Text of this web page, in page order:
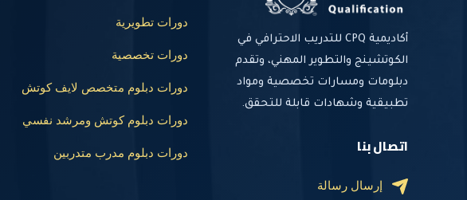
أكاديمية CPQ للتدريب الاحترافي في
الكوتشينج والتطوير المهني، وتقدم
دبلومات ومسارات تخصصية ومواد
تطبيقية وشهادات قابلة للتحقق.
اتصال بنا
إرسال رسالة
دورات تطويرية
دورات تخصصية
دورات دبلوم متخصص لايف كوتش
دورات دبلوم كوتش ومرشد نفسي
دورات دبلوم مدرب متدربين